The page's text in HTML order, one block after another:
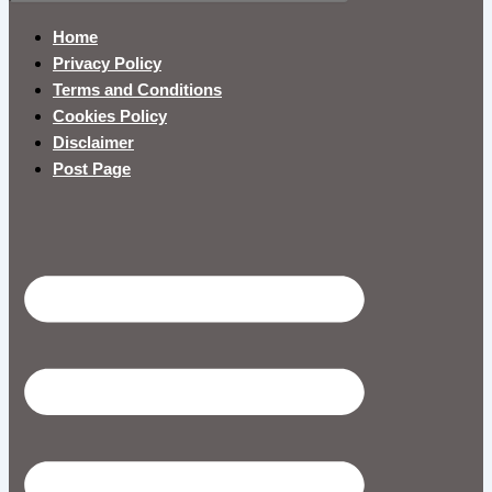
Home
Privacy Policy
Terms and Conditions
Cookies Policy
Disclaimer
Post Page